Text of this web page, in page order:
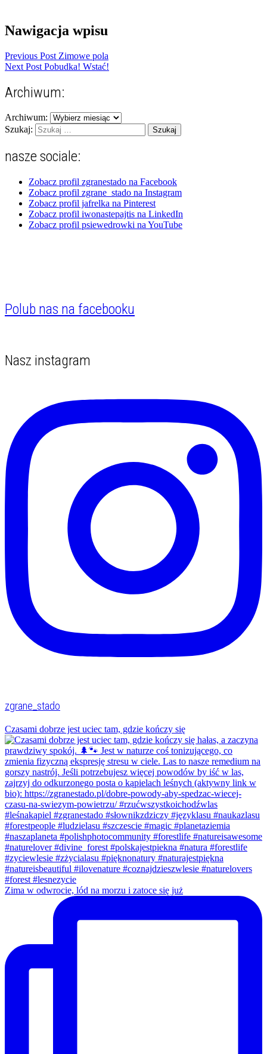
Nawigacja wpisu
Previous Post Zimowe pola
Next Post Pobudka! Wstać!
Archiwum:
Archiwum:
Szukaj:
nasze sociale:
Zobacz profil zgranestado na Facebook
Zobacz profil zgrane_stado na Instagram
Zobacz profil jafrelka na Pinterest
Zobacz profil iwonastepajtis na LinkedIn
Zobacz profil psiewedrowki na YouTube
Polub nas na facebooku
Nasz instagram
zgrane_stado
Czasami dobrze jest uciec tam, gdzie kończy się
Zima w odwrocie, lód na morzu i zatoce się już